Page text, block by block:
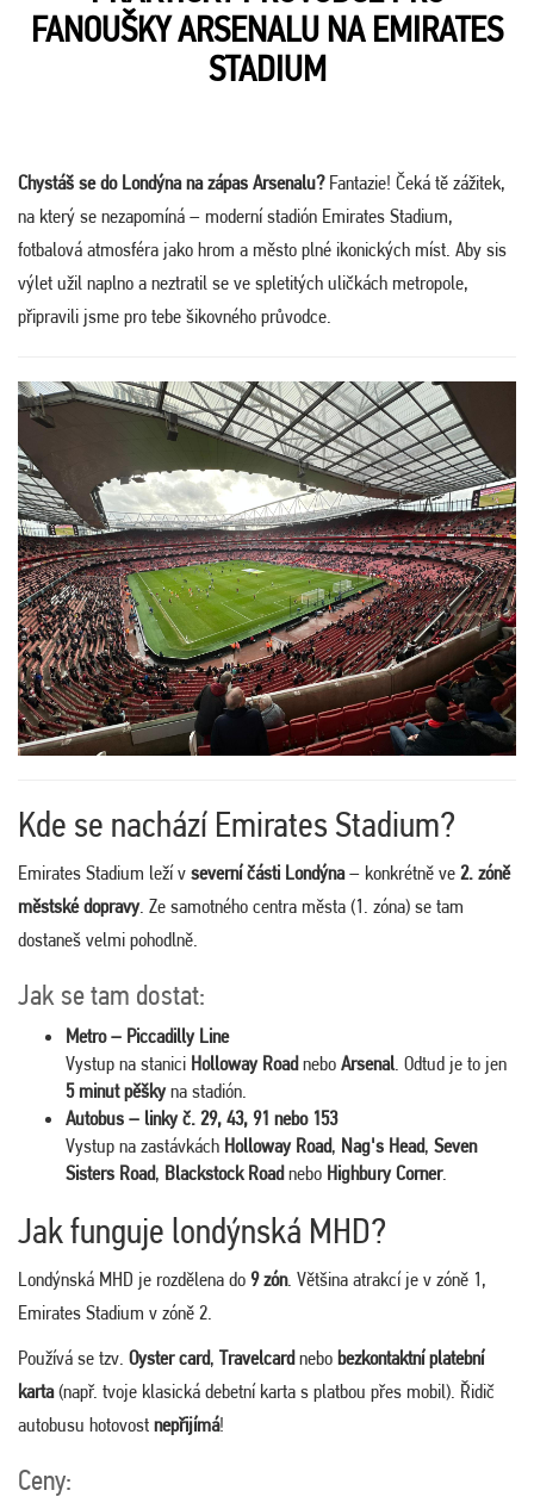
FANOUŠKY ARSENALU NA EMIRATES
STADIUM
Chystáš se do Londýna na zápas Arsenalu?Fantazie! Čeká tě zážitek,
na který se nezapomíná – moderní stadión Emirates Stadium,
fotbalová atmosféra jako hrom a město plné ikonických míst. Aby sis
výlet užil naplno a neztratil se ve spletitých uličkách metropole,
připravili jsme pro tebe šikovného průvodce.
Kde se nachází Emirates Stadium?
Emirates Stadium leží v severní části Londýna– konkrétně ve 2. zóně
městské dopravy. Ze samotného centra města (1. zóna) se tam
dostaneš velmi pohodlně.
Jak se tam dostat:
Metro – Piccadilly Line
Vystup na stanici Holloway Roadnebo Arsenal. Odtud je to jen
5 minut pěškyna stadión.
Autobus – linky č. 29, 43, 91 nebo 153
Vystup na zastávkách Holloway Road, Nag's Head, Seven
Sisters Road, Blackstock Roadnebo Highbury Corner.
Jak funguje londýnská MHD?
Londýnská MHD je rozdělena do 9 zón. Většina atrakcí je v zóně 1,
Emirates Stadium v zóně 2.
Používá se tzv. Oyster card, Travelcardnebo bezkontaktní platební
karta(např. tvoje klasická debetní karta s platbou přes mobil). Řidič
autobusu hotovost nepřijímá!
Ceny: